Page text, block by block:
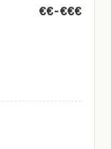
€€-€€€